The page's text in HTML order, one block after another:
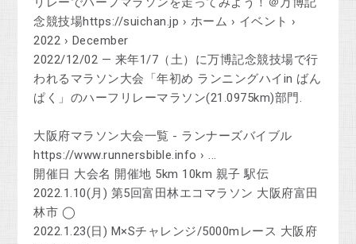
念競技場https://suichan.jp › ホーム › イベント ›
2022 › December
2022/12/02 — 来年1/7（土）に万博記念競技場で行
われるマラソン大会「年初め ランニングハイin ばん
ぱく」のハーフリレーマラソン(21.0975km)部門.
大阪府マラソン大会一覧 - ランナーズバイブル
https://www.runnersbible.info › ...
開催日 大会名 開催地 5km 10km 親子 駅伝
2022.1.10(月) 第5回富田林エコマラソン 大阪府富田
林市 ◯
2022.1.23(日) M×Sチャレンジ/5000mレース 大阪府